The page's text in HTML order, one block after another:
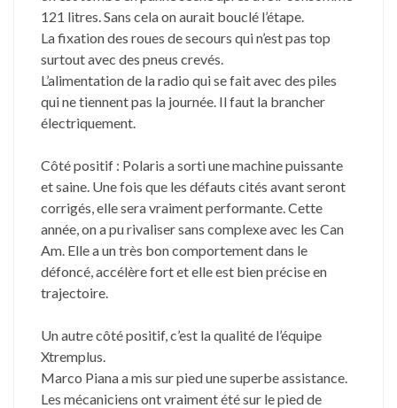
121 litres. Sans cela on aurait bouclé l’étape.
La fixation des roues de secours qui n’est pas top
surtout avec des pneus crevés.
L’alimentation de la radio qui se fait avec des piles
qui ne tiennent pas la journée. Il faut la brancher
électriquement.
Côté positif : Polaris a sorti une machine puissante
et saine. Une fois que les défauts cités avant seront
corrigés, elle sera vraiment performante. Cette
année, on a pu rivaliser sans complexe avec les Can
Am. Elle a un très bon comportement dans le
défoncé, accélère fort et elle est bien précise en
trajectoire.
Un autre côté positif, c’est la qualité de l’équipe
Xtremplus.
Marco Piana a mis sur pied une superbe assistance.
Les mécaniciens ont vraiment été sur le pied de